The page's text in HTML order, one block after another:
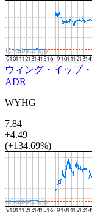
ウィング・イップ
ADR
WYHG
7.84
+4.49
(+134.69%)